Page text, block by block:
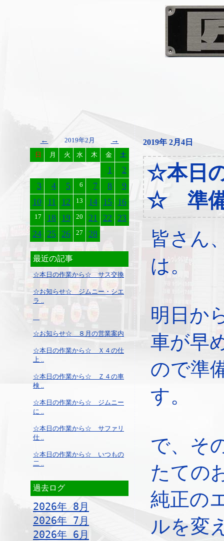
← 2019年2月 →
日 月 火 水 木 金 土
1
2
3
4 5 6 7 8
9
10
11 12 13 14 15 16
17 18 19 20 21 22 23
24 25 26 27 28
最近の記事
☆本日の作業から☆ サス交換
☆お知らせ☆ ジムニー・シエ
ラ ..
☆お知らせ☆ ８月の営業案内
☆本日の作業から☆ Ｘ４の仕
上 ..
☆本日の作業から☆ Ｚ４の車
検 ..
☆本日の作業から☆ ジムニー
に ..
☆本日の作業から☆ サファリ
仕 ..
☆本日の作業から☆ いつもの
二 ..
過去ログ
2026年 8月
2026年 7月
2026年 6月
2019年 2月4日
☆本日
☆ 準備
皆さん
は。
明日か
車が早
ので準
す。
で、そ
たての
純正の
ルを変